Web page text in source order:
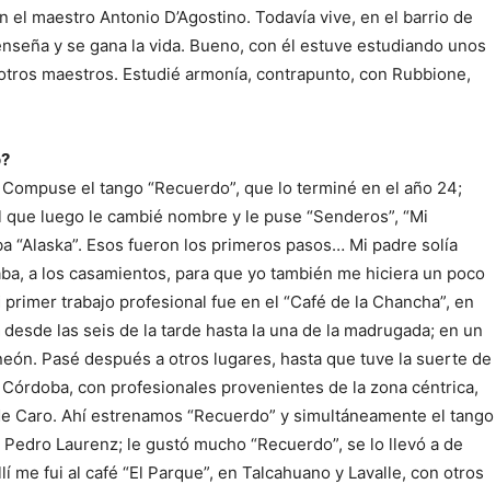
maestro Antonio D’Agostino. Todavía vive, en el barrio de
y se gana la vida. Bueno, con él estuve estudiando unos
maestros. Estudié armonía, contrapunto, con Rubbione,
el tango “Recuerdo”, que lo terminé en el año 24;
que luego le cambié nombre y le puse “Senderos”, “Mi
“Alaska”. Esos fueron los primeros pasos… Mi padre solía
a los casamientos, para que yo también me hiciera un poco
trabajo profesional fue en el “Café de la Chancha”, en
las seis de la tarde hasta la una de la madrugada; en un
Pasé después a otros lugares, hasta que tuve la suerte de
con profesionales provenientes de la zona céntrica,
Caro. Ahí estrenamos “Recuerdo” y simultáneamente el tango
Laurenz; le gustó mucho “Recuerdo”, se lo llevó a de
me fui al café “El Parque”, en Talcahuano y Lavalle, con otros